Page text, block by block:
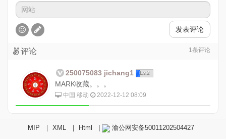
发表评论
评论 1条评论
250075083 jichang1 Lv.2
MARK收藏。。。
中国 移动 2022-12-12 08:09
MIP ｜ XML ｜ Html
渝公网安备50011202504427